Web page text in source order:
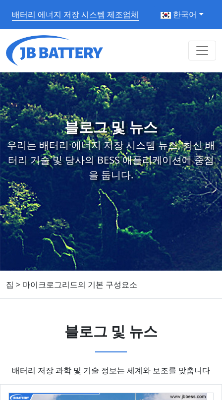
배터리 에너지 저장 시스템 제조업체 한국어
블로그 및 뉴스
우리는 배터리 에너지 저장 시스템 뉴스, 최신 배
터리 기술 및 당사의 BESS 애플리케이션에 중점
을 둡니다.
집 > 마이크로그리드의 기본 구성요소
블로그 및 뉴스
배터리 저장 과학 및 기술 정보는 세계와 보조를 맞춥니다